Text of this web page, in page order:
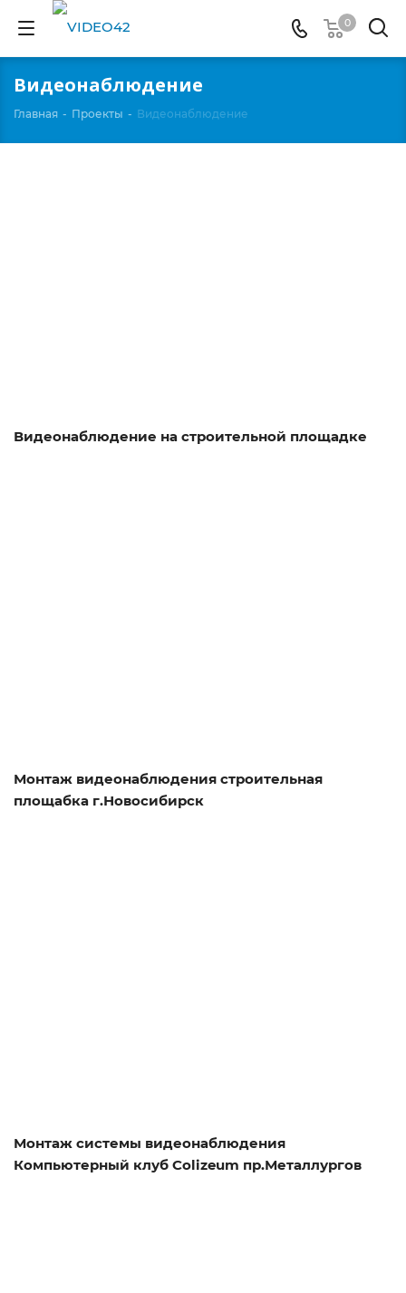
0
Видеонаблюдение
Главная - Проекты - Видеонаблюдение
Видеонаблюдение на строительной площадке
Монтаж видеонаблюдения строительная
площабка г.Новосибирск
Монтаж системы видеонаблюдения
Компьютерный клуб Colizeum пр.Металлургов